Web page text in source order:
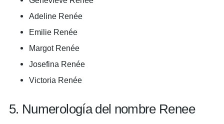
Adeline Renée
Emilie Renée
Margot Renée
Josefina Renée
Victoria Renée
5. Numerología del nombre Renee